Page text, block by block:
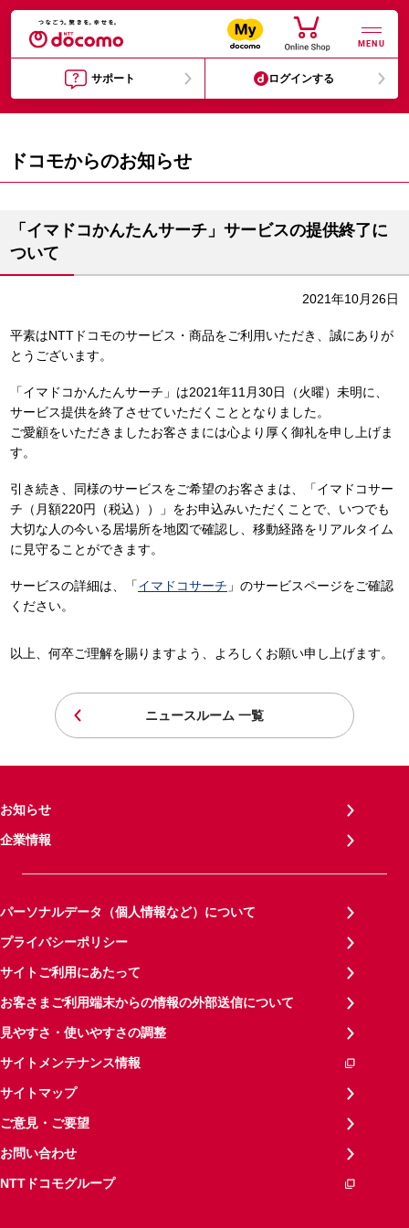
MENU
サポート ログインする
ドコモからのお知らせ
「イマドコかんたんサーチ」サービスの提供終了に
ついて
2021年10月26日
平素はNTTドコモのサービス・商品をご利用いただき、誠にありが
とうございます。
「イマドコかんたんサーチ」は2021年11月30日（火曜）未明に、
サービス提供を終了させていただくこととなりました。
ご愛顧をいただきましたお客さまには心より厚く御礼を申し上げま
す。
引き続き、同様のサービスをご希望のお客さまは、「イマドコサー
チ（月額220円（税込））」をお申込みいただくことで、いつでも
大切な人の今いる居場所を地図で確認し、移動経路をリアルタイム
に見守ることができます。
サービスの詳細は、「イマドコサーチ 」のサービスページをご確認
ください。
以上、何卒ご理解を賜りますよう、よろしくお願い申し上げます。
ニュースルーム 一覧
お知らせ
企業情報
パーソナルデータ（個人情報など）について
プライバシーポリシー
サイトご利用にあたって
お客さまご利用端末からの情報の外部送信について
見やすさ・使いやすさの調整
サイトメンテナンス情報
サイトマップ
ご意見・ご要望
お問い合わせ
NTTドコモグループ